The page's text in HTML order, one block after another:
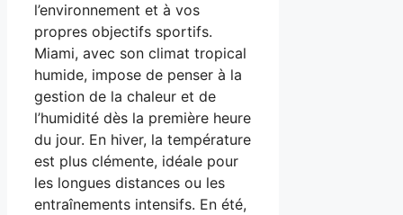
l’environnement et à vos
propres objectifs sportifs.
Miami, avec son climat tropical
humide, impose de penser à la
gestion de la chaleur et de
l’humidité dès la première heure
du jour. En hiver, la température
est plus clémente, idéale pour
les longues distances ou les
entraînements intensifs. En été,